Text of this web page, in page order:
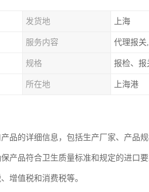
发货地 上海
服务内容
规格 报检、报
所在地 上海港
品的详细信息，包括生产厂家、产品规
产品符合卫生质量标准和规定的进口要
增值税和消费税等。